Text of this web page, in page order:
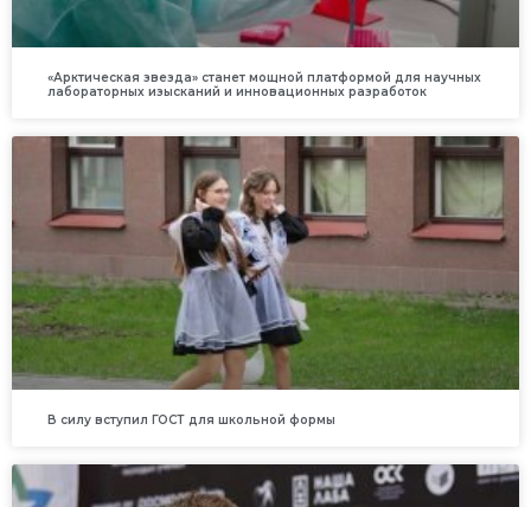
«Арктическая звезда» станет мощной платформой для научных
лабораторных изысканий и инновационных разработок
В силу вступил ГОСТ для школьной формы